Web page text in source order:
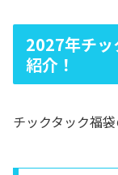
2027年チッ
紹介！
チックタック福